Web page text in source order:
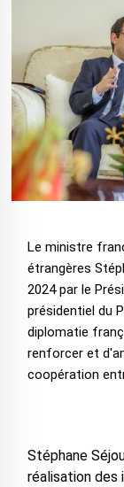
Le ministre
étrangères
2024 par le
présidentiel du
diplomatie
renforcer et
coopération
Stéphane
réalisation